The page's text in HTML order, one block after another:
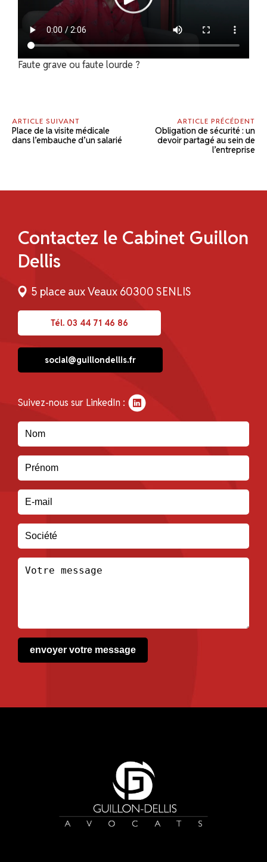
Faute grave ou faute lourde ?
ARTICLE SUIVANT
Place de la visite médicale
dans l’embauche d’un salarié
ARTICLE PRÉCÉDENT
Obligation de sécurité : un
devoir partagé au sein de
l’entreprise
Contactez le Cabinet Guillon
Dellis
5 place aux Veaux 60300 SENLIS
Tél. 03 44 71 46 86
social@guillondellis.fr
Suivez-nous sur LinkedIn :
envoyer votre message